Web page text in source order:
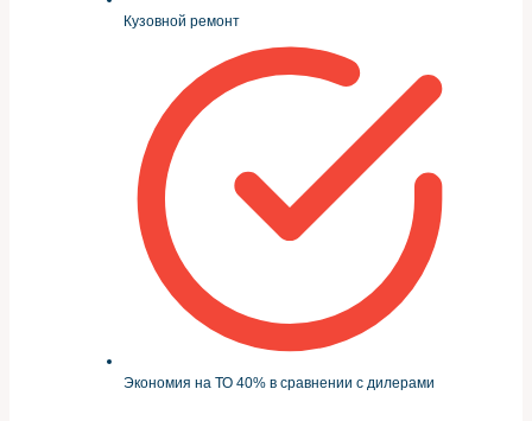
Кузовной ремонт
Экономия на ТО 40% в сравнении с дилерами